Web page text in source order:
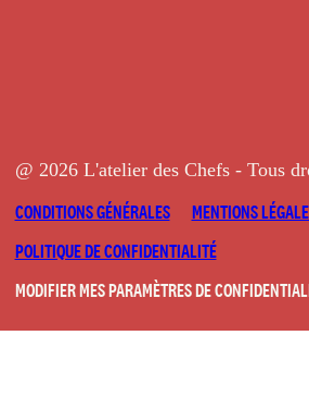
@ 2026 L'atelier des Chefs - Tous
CONDITIONS GÉNÉRALES
MENTIONS
POLITIQUE DE CONFIDENTIALITÉ
MODIFIER MES PARAMÈTRES DE